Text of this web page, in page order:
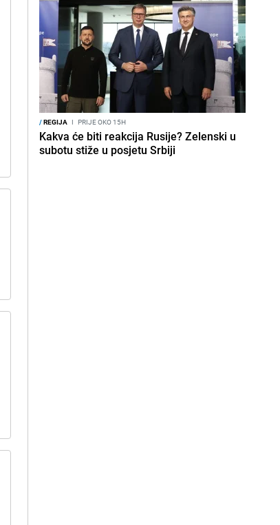
/REGIJA I PRIJE OKO 15H
Kakva će biti reakcija Rusije? Zelenski u
subotu stiže u posjetu Srbiji